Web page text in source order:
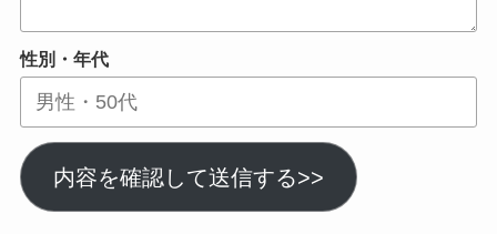
性別・年代
内容を確認して送信する>>